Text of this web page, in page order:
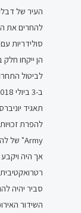
העיר של
להחרים את
סולידריות
הן ייקחו חלק
לביטול
תאגיד
Army" של להקת הווייט סטרייפס.
אך היה
סביר יהיה
השידור